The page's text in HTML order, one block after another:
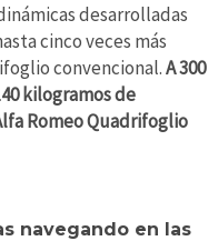
desarrolladas
cinco veces más
convencional.A 300
kilogramos de
Romeo Quadrifoglio
navegando en las